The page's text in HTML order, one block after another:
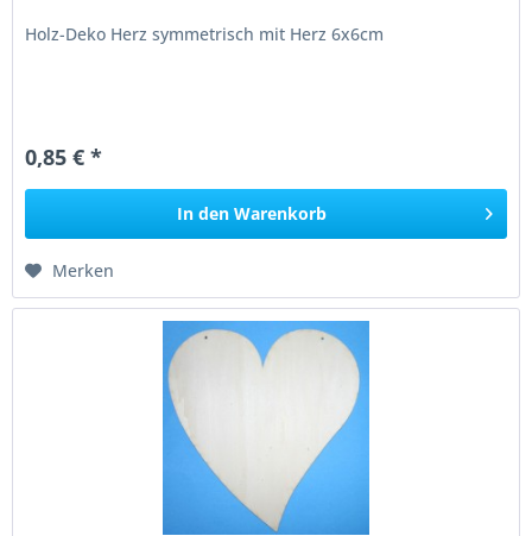
Holz-Deko Herz symmetrisch mit Herz 6x6cm
0,85 € *
In den Warenkorb
Merken